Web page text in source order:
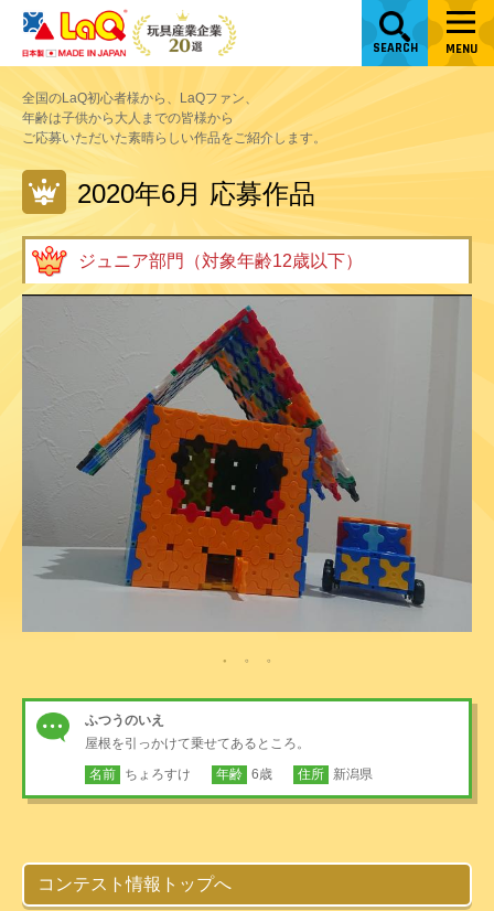
SEARCH MENU
全国のLaQ初心者様から、LaQファン、
年齢は子供から大人までの皆様から
ご応募いただいた素晴らしい作品をご紹介します。
2020年6月 応募作品
ジュニア部門（対象年齢12歳以下）
ふつうのいえ
屋根を引っかけて乗せてあるところ。
名前
ちょろすけ 年齢 6歳 住所 新潟県
コンテスト情報トップへ